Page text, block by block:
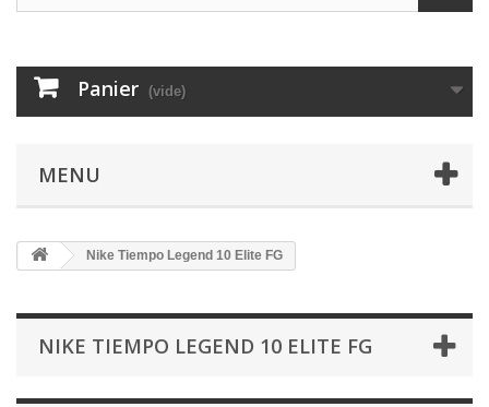
Panier (vide)
MENU
Nike Tiempo Legend 10 Elite FG
NIKE TIEMPO LEGEND 10 ELITE FG